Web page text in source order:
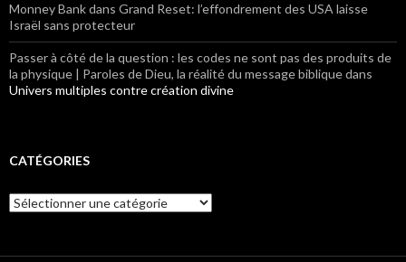
Monney Bankdans Grand Reset: l’effondrement des USA laisse
Israël sans protecteur
Passer à côté de la question : les codes ne sont pas des produits de
la physique | Paroles de Dieu, la réalité du message bibliquedans
Univers multiples contre création divine
CATÉGORIES
Catégories